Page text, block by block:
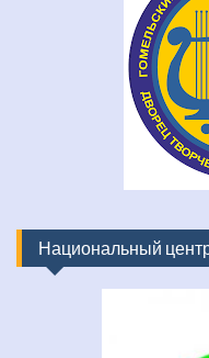
Национальный